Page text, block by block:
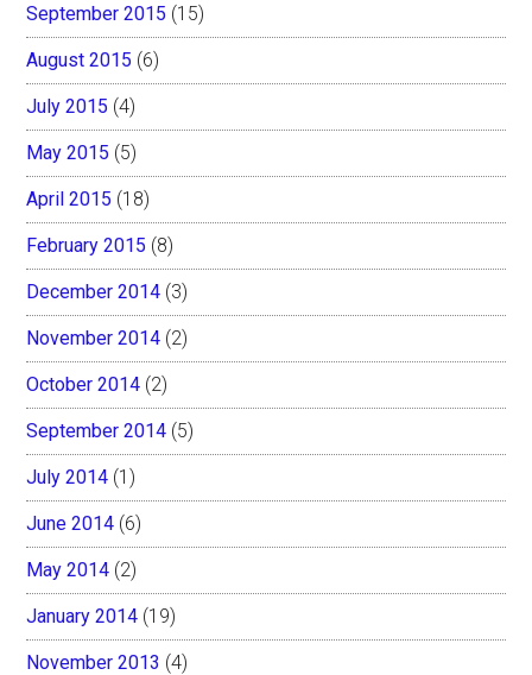
September 2015 (15)
August 2015 (6)
July 2015 (4)
May 2015 (5)
April 2015 (18)
February 2015 (8)
December 2014 (3)
November 2014 (2)
October 2014 (2)
September 2014 (5)
July 2014 (1)
June 2014 (6)
May 2014 (2)
January 2014 (19)
November 2013 (4)